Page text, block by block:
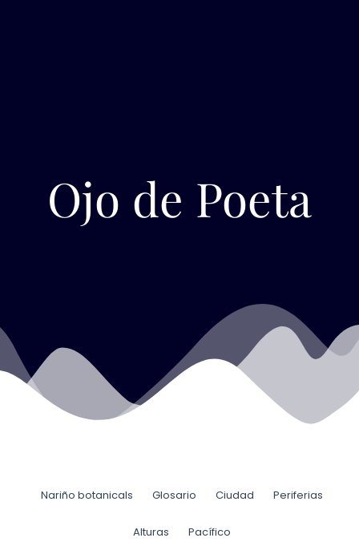
Ojo de Poeta
Nariño botanicals Glosario Ciudad Periferias
Alturas Pacífico